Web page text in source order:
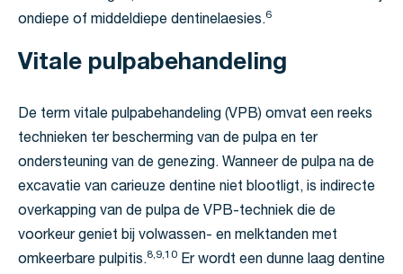
ondiepe of middeldiepe dentinelaesies.6
Vitale pulpabehandeling
De term vitale pulpabehandeling (VPB) omvat een reeks
technieken ter bescherming van de pulpa en ter
ondersteuning van de genezing. Wanneer de pulpa na de
excavatie van carieuze dentine niet blootligt, is indirecte
overkapping van de pulpa de VPB-techniek die de
voorkeur geniet bij volwassen- en melktanden met
omkeerbare pulpitis.8,9,10 Er wordt een dunne laag dentine